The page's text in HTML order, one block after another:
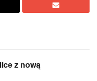
z nową